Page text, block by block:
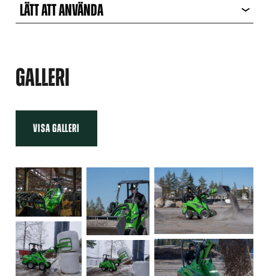
LÄTT ATT ANVÄNDA
GALLERI
VISA GALLERI